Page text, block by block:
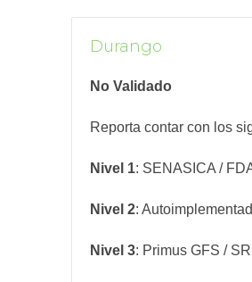
Durango
No Validado
Reporta contar con los
Nivel 1: SENASICA /
Nivel 2:
Nivel 3: Primus GFS /